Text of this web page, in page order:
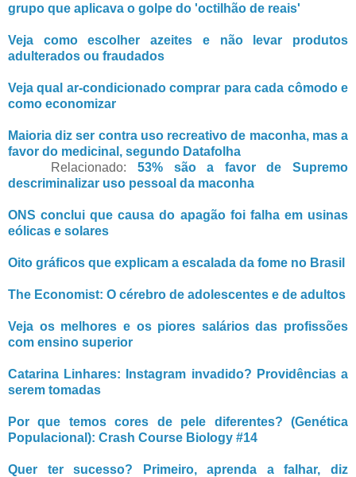
grupo que aplicava o golpe do 'octilhão de reais'
Veja como escolher azeites e não levar produtos
adulterados ou fraudados
Veja qual ar-condicionado comprar para cada cômodo e
como economizar
Maioria diz ser contra uso recreativo de maconha, mas a
favor do medicinal, segundo Datafolha
Relacionado: 53% são a favor de Supremo
descriminalizar uso pessoal da maconha
ONS conclui que causa do apagão foi falha em usinas
eólicas e solares
Oito gráficos que explicam a escalada da fome no Brasil
The Economist: O cérebro de adolescentes e de adultos
Veja os melhores e os piores salários das profissões
com ensino superior
Catarina Linhares: Instagram invadido? Providências a
serem tomadas
Por que temos cores de pele diferentes? (Genética
Populacional): Crash Course Biology #14
Quer ter sucesso? Primeiro, aprenda a falhar, diz